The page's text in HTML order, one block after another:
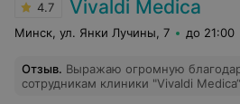
4.7 Vivaldi Medica
Минск, ул. Янки Лучины, 7 до 21:00
Отзыв. Выражаю огромную
сотрудникам клиники "Vivaldi